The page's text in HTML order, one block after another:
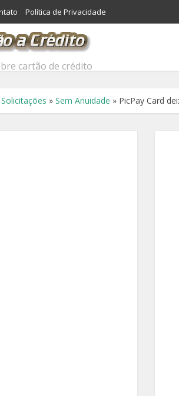
Política de Privacidade
cartão de crédito
Solicitações » Sem Anuidade » PicPay Card